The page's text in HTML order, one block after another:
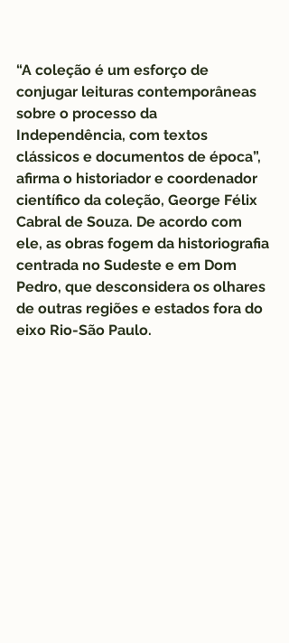
“A coleção é um esforço de
conjugar leituras contemporâneas
sobre o processo da
Independência, com textos
clássicos e documentos de época”,
afirma o historiador e coordenador
científico da coleção, George Félix
Cabral de Souza. De acordo com
ele, as obras fogem da historiografia
centrada no Sudeste e em Dom
Pedro, que desconsidera os olhares
de outras regiões e estados fora do
eixo Rio-São Paulo.